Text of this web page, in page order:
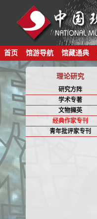
首页 馆游导航 馆藏通典
理论研究
研究方阵
学术专著
文物撷英
经典作家专刊
青年批评家专刊